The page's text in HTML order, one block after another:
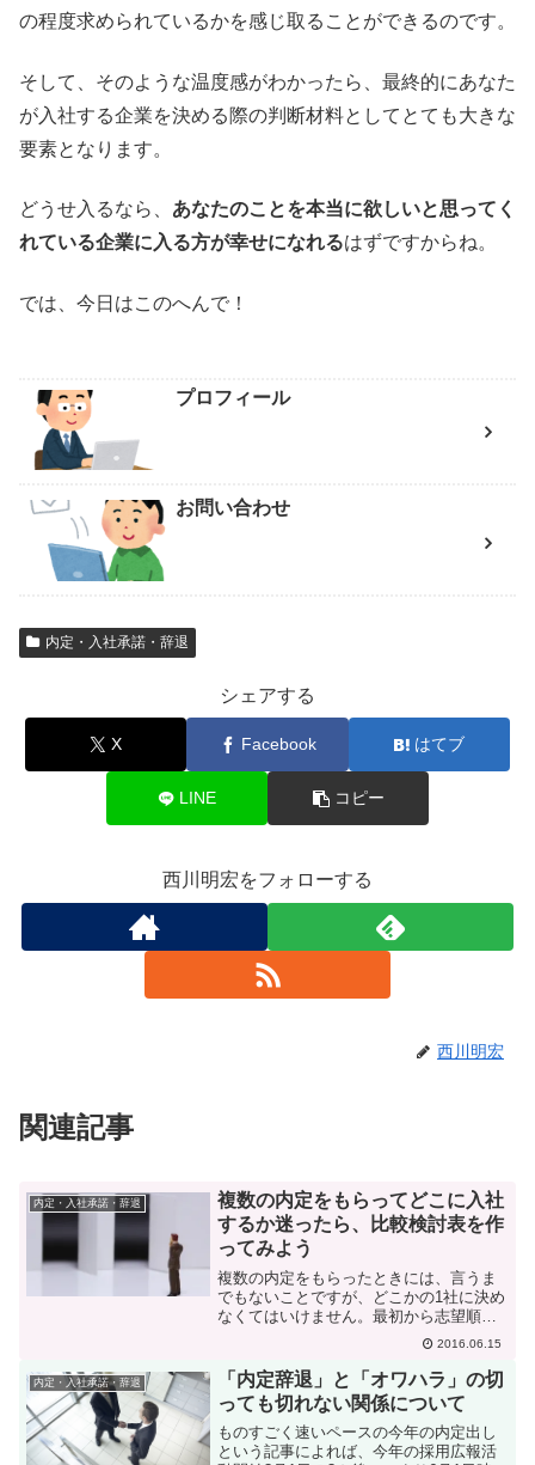
の程度求められているかを感じ取ることができるのです。
そして、そのような温度感がわかったら、最終的にあなた
が入社する企業を決める際の判断材料としてとても大きな
要素となります。
どうせ入るなら、 あなたのことを本当に欲しいと思ってく
れている企業に入る方が幸せになれるはずですからね。
では、今日はこのへんで！
プロフィール
お問い合わせ
内定・入社承諾・辞退
シェアする
X Facebook はてブ
LINE コピー
西川明宏をフォローする
西川明宏
関連記事
内定・入社承諾・辞退
複数の内定をもらってどこに入社
するか迷ったら、比較検討表を作
ってみよう
複数の内定をもらったときには、言うま
でもないことですが、どこかの1社に決め
なくてはいけません。最初から志望順位
が決まっていれば悩むことなく決まるか
も知れませんが、どの企業も一長一短で
決めかねることもありますよね。そんな
ときにお勧めするのは、...
2016.06.15
内定・入社承諾・辞退
「内定辞退」と「オワハラ」の切
っても切れない関係について
ものすごく速いペースの今年の内定出し
という記事によれば、今年の採用広報活